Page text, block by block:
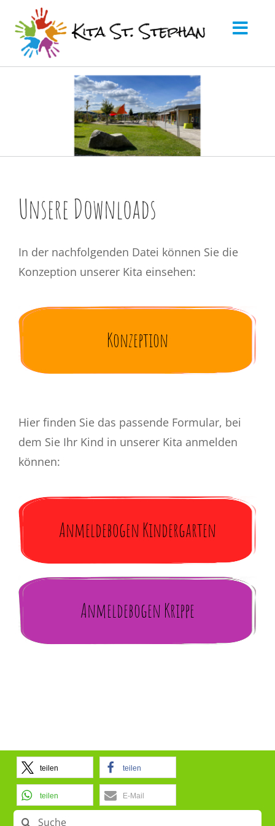
Inhalt
springen
Aktuelles
Kontakt
Unsere Downloads
In der nachfolgenden Datei können Sie die
Konzeption unserer Kita einsehen:
Konzeption
Hier finden Sie das passende Formular, bei
dem Sie Ihr Kind in unserer Kita anmelden
können:
Anmeldebogen Kindergarten
Anmeldebogen Krippe
teilen teilen
teilen E-Mail
Suche